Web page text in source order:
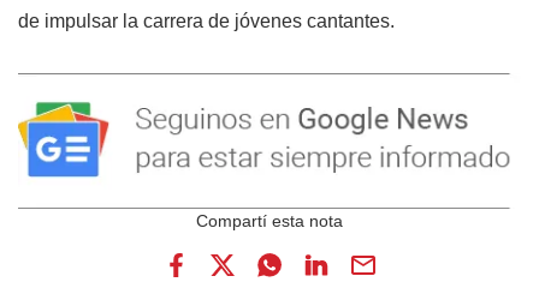
de impulsar la carrera de jóvenes cantantes.